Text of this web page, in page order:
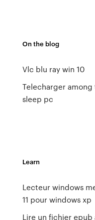
On the blog
Vlc blu ray win 10
Telecharger among
sleep pc
Learn
Lecteur windows
11 pour windows xp
Lire un fichier epub